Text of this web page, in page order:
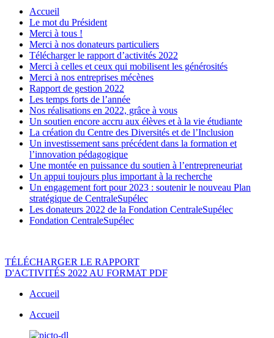
Accueil
Le mot du Président
Merci à tous !
Merci à nos donateurs particuliers
Télécharger le rapport d’activités 2022
Merci à celles et ceux qui mobilisent les générosités
Merci à nos entreprises mécènes
Rapport de gestion 2022
Les temps forts de l’année
Nos réalisations en 2022, grâce à vous
Un soutien encore accru aux élèves et à la vie étudiante
La création du Centre des Diversités et de l’Inclusion
Un investissement sans précédent dans la formation et
l’innovation pédagogique
Une montée en puissance du soutien à l’entrepreneuriat
Un appui toujours plus important à la recherche
Un engagement fort pour 2023 : soutenir le nouveau Plan
stratégique de CentraleSupélec
Les donateurs 2022 de la Fondation CentraleSupélec
Fondation CentraleSupélec
TÉLÉCHARGER LE RAPPORT
D'ACTIVITÉS 2022 AU FORMAT PDF
Accueil
Accueil